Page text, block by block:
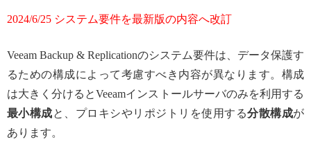
2024/6/25 システム要件を最新版の内容へ改訂
Veeam Backup & Replicationのシステム要件は、データ保護す
るための構成によって考慮すべき内容が異なります。構成
は大きく分けるとVeeamインストールサーバのみを利用する
最小構成と、プロキシやリポジトリを使用する分散構成が
あります。